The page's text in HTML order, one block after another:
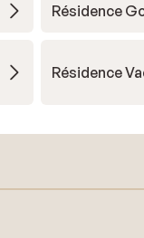
Résidence
Résidence